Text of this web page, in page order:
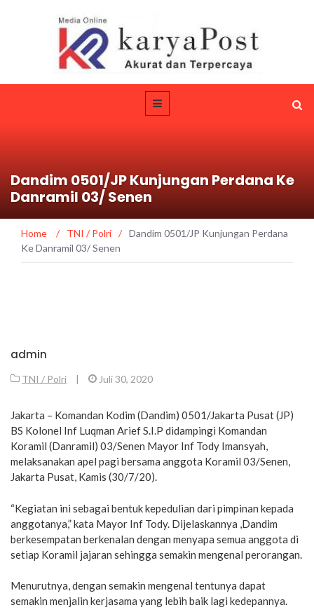
Dandim 0501/JP Kunjungan Perdana Ke
Danramil 03/ Senen
Home / TNI / Polri / Dandim 0501/JP Kunjungan Perdana
Ke Danramil 03/ Senen
admin
TNI / Polri | Juli 30, 2020
Jakarta – Komandan Kodim (Dandim) 0501/Jakarta Pusat (JP)
BS Kolonel Inf Luqman Arief S.I.P didampingi Komandan
Koramil (Danramil) 03/Senen Mayor Inf Tody Imansyah,
melaksanakan apel pagi bersama anggota Koramil 03/Senen,
Jakarta Pusat, Kamis (30/7/20).
“Kegiatan ini sebagai bentuk kepedulian dari pimpinan kepada
anggotanya,” kata Mayor Inf Tody. Dijelaskannya ,Dandim
berkesempatan berkenalan dengan menyapa semua anggota di
setiap Koramil jajaran sehingga semakin mengenal perorangan.
Menurutnya, dengan semakin mengenal tentunya dapat
semakin menjalin kerjasama yang lebih baik lagi kedepannya.